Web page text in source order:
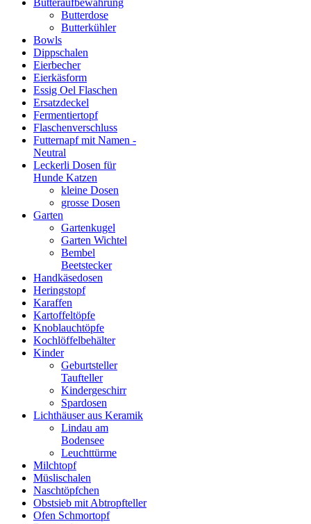
Butteraufbewahrung
Butterdose
Butterkühler
Bowls
Dippschalen
Eierbecher
Eierkäsform
Essig Oel Flaschen
Ersatzdeckel
Fermentiertopf
Flaschenverschluss
Futternapf mit Namen -
Neutral
Leckerli Dosen für
Hunde Katzen
kleine Dosen
grosse Dosen
Garten
Gartenkugel
Garten Wichtel
Bembel
Beetstecker
Handkäsedosen
Heringstopf
Karaffen
Kartoffeltöpfe
Knoblauchtöpfe
Kochlöffelbehälter
Kinder
Geburtsteller
Taufteller
Kindergeschirr
Spardosen
Lichthäuser aus Keramik
Lindau am
Bodensee
Leuchttürme
Milchtopf
Müslischalen
Naschtöpfchen
Obstsieb mit Abtropfteller
Ofen Schmortopf